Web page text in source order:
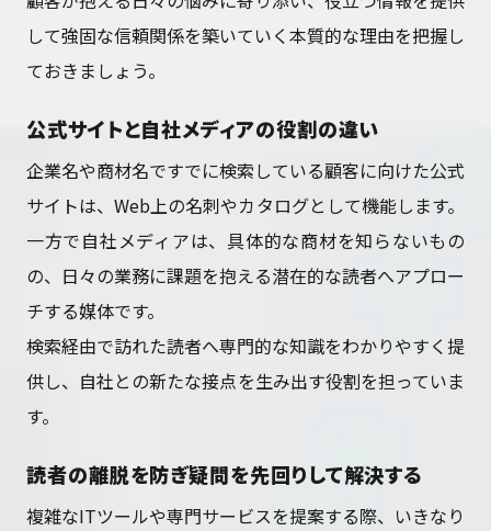
して強固な信頼関係を築いていく本質的な理由を把握し
ておきましょう。
公式サイトと自社メディアの役割の違い
企業名や商材名ですでに検索している顧客に向けた公式
サイトは、Web上の名刺やカタログとして機能します。
一方で自社メディアは、具体的な商材を知らないもの
の、日々の業務に課題を抱える潜在的な読者へアプロー
チする媒体です。
検索経由で訪れた読者へ専門的な知識をわかりやすく提
供し、自社との新たな接点を生み出す役割を担っていま
す。
読者の離脱を防ぎ疑問を先回りして解決する
複雑なITツールや専門サービスを提案する際、いきなり